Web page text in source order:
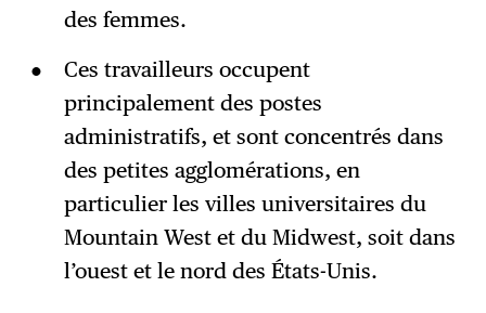
des femmes.
Ces travailleurs occupent
principalement des postes
administratifs, et sont concentrés dans
des petites agglomérations, en
particulier les villes universitaires du
Mountain West et du Midwest, soit dans
l’ouest et le nord des États-Unis.